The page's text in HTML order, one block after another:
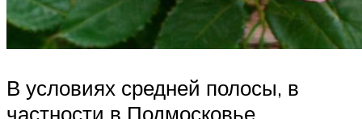
В условиях средней полосы, в
частности в Подмосковье,